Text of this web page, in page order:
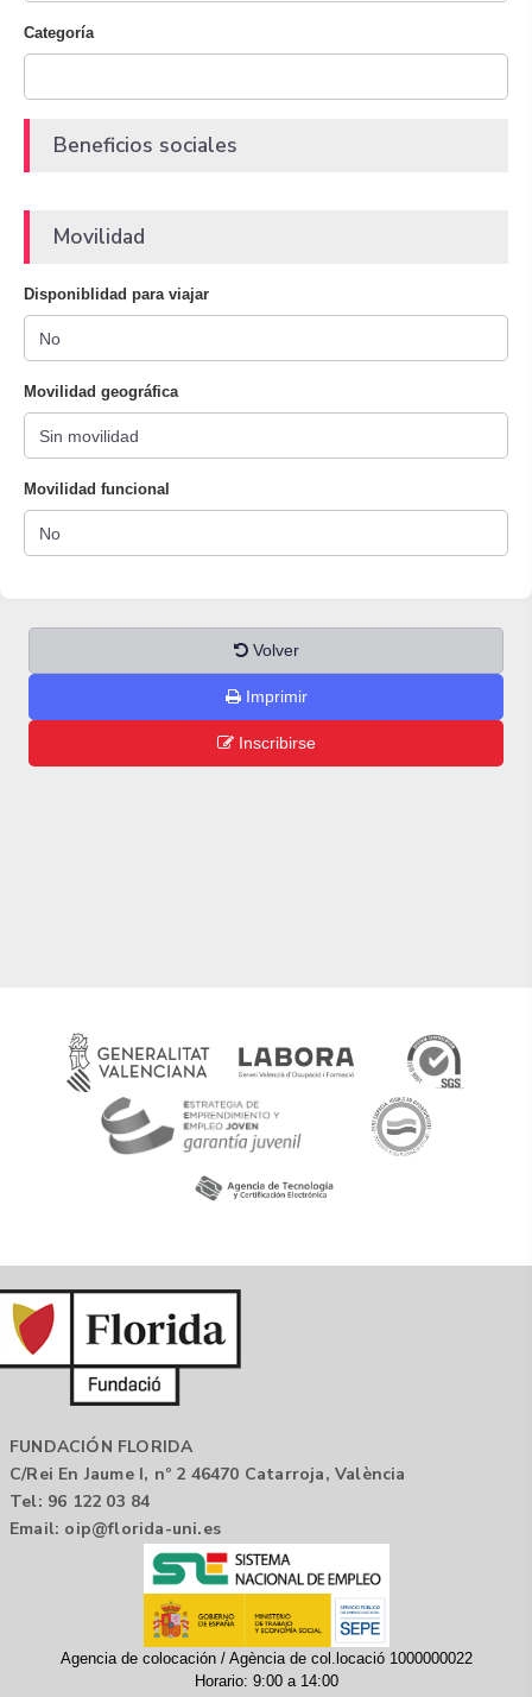
Categoría
Beneficios sociales
Movilidad
Disponiblidad para viajar
Movilidad geográfica
Movilidad funcional
Volver
Imprimir
Inscribirse
FUNDACIÓN FLORIDA
C/Rei En Jaume I, nº 2 46470 Catarroja, València
Tel: 96 122 03 84
Email: oip@florida-uni.es
Agencia de colocación / Agència de col.locació 1000000022
Horario: 9:00 a 14:00